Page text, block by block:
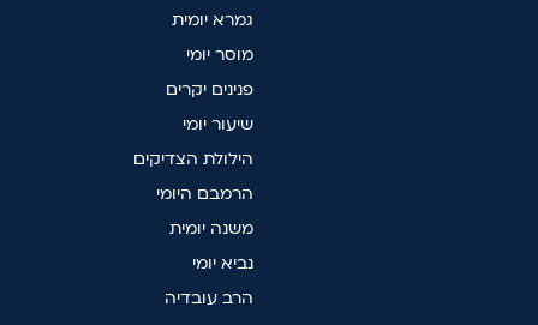
גמרא יומית
מוסר יומי
פנינים יקרים
שיעור יומי
הילולת הצדיקים
הרמבם היומי
משנה יומית
נביא יומי
הרב עובדיה